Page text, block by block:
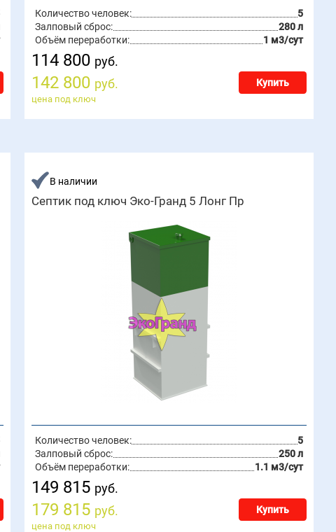
Количество человек:
5
Залповый сброс:
280 л
Объём переработки:
1 м3/сут
114 800 руб.
142 800 руб. Купить
цена под ключ
В наличии
Септик под ключ Эко-Гранд 5 Лонг Пр
Количество человек:
5
Залповый сброс:
250 л
Объём переработки:
1.1 м3/сут
149 815 руб.
179 815 руб. Купить
цена под ключ